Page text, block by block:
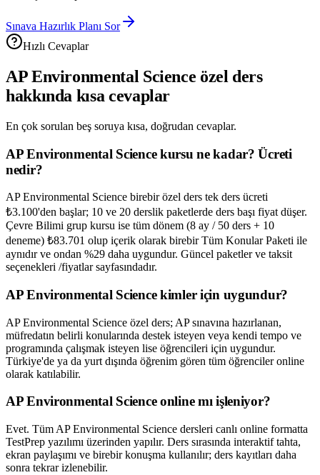
Sınava Hazırlık Planı Sor
Hızlı Cevaplar
AP Environmental Science özel ders
hakkında kısa cevaplar
En çok sorulan beş soruya kısa, doğrudan cevaplar.
AP Environmental Science kursu ne kadar? Ücreti
nedir?
AP Environmental Science birebir özel ders tek ders ücreti
₺3.100'den başlar; 10 ve 20 derslik paketlerde ders başı fiyat düşer.
Çevre Bilimi grup kursu ise tüm dönem (8 ay / 50 ders + 10
deneme) ₺83.701 olup içerik olarak birebir Tüm Konular Paketi ile
aynıdır ve ondan %29 daha uygundur. Güncel paketler ve taksit
seçenekleri /fiyatlar sayfasındadır.
AP Environmental Science kimler için uygundur?
AP Environmental Science özel ders; AP sınavına hazırlanan,
müfredatın belirli konularında destek isteyen veya kendi tempo ve
programında çalışmak isteyen lise öğrencileri için uygundur.
Türkiye'de ya da yurt dışında öğrenim gören tüm öğrenciler online
olarak katılabilir.
AP Environmental Science online mı işleniyor?
Evet. Tüm AP Environmental Science dersleri canlı online formatta
TestPrep yazılımı üzerinden yapılır. Ders sırasında interaktif tahta,
ekran paylaşımı ve birebir konuşma kullanılır; ders kayıtları daha
sonra tekrar izlenebilir.